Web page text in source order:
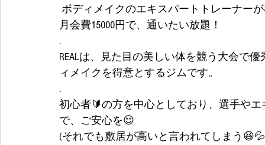
ボディメイクのエキスパートトレーナー
月会費15000円で、通いたい放題！
.
REALは、見た目の美しい体を競う大会で
ィメイクを得意とするジムです。
.
初心者🔰の方を中心としており、選手や
で、ご安心を😌
(それでも敷居が高いと言われてしまう